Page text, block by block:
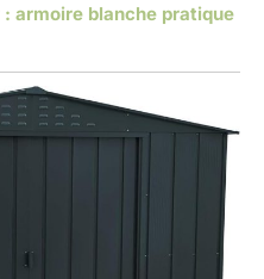
armoire blanche pratique